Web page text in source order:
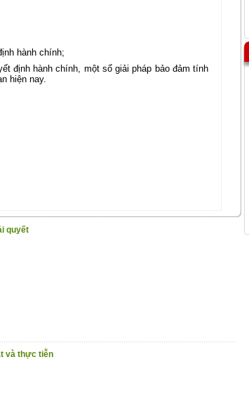
hành chính;
định hành chính, một số giải pháp bảo đảm tính
hiện nay.
quyết
và thực tiễn